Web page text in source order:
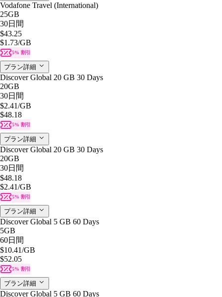
Vodafone Travel (International)
25GB
30日間
$43.25
$1.73/GB
5% 割引
プラン詳細
Discover Global 20 GB 30 Days
20GB
30日間
$2.41/GB
$48.18
5% 割引
プラン詳細
Discover Global 20 GB 30 Days
20GB
30日間
$48.18
$2.41/GB
5% 割引
プラン詳細
Discover Global 5 GB 60 Days
5GB
60日間
$10.41/GB
$52.05
5% 割引
プラン詳細
Discover Global 5 GB 60 Days